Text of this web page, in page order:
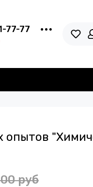
77-77
опытов
руб